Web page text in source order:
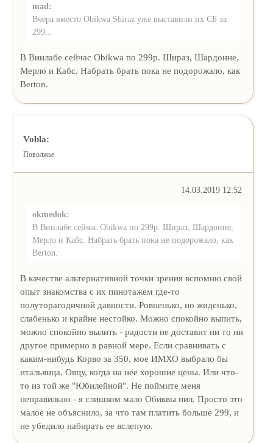
mad:
Вчера вместо Obikwa Shiraz уже выставили их СБ за
299...
В Винлабе сейчас Obikwa по 299р. Шираз, Шардонне,
Мерло и Кабс. Набрать брать пока не подорожало, как
Berton.
Vobla:
Поволжье
14.03.2019 12:52
okmedok:
В Винлабе сейчас Obikwa по 299р. Шираз, Шардонне,
Мерло и Кабс. Набрать брать пока не подорожало, как
Berton.
В качестве альтернативной точки зрения вспомню свой
опыт знакомства с их пинотажем где-то
полуторагодичной давности. Ровненько, но жиденько,
слабенько и крайне нестойко. Можно спокойно выпить,
можно спокойно вылить - радости не доставит ни то ни
другое примерно в равной мере. Если сравнивать с
каким-нибудь Корво за 350, мое ИМХО выбрало бы
итальянца. Овцу, когда на нее хорошие цены. Или что-
то из той же "Юбилейной". Не поймите меня
неправильно - я слишком мало Обиквы пил. Просто это
малое не объяснило, за что там платить больше 299, и
не убедило набирать ее вслепую.